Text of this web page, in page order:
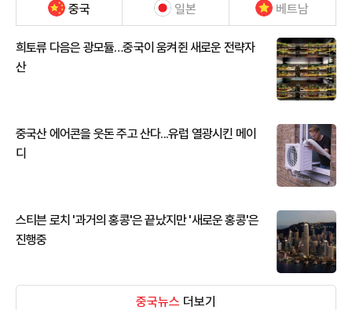
중국 일본 베트남
희토류 다음은 광모듈…중국이 움켜쥔 새로운 전략자
산
중국산 에어콘을 웃돈 주고 산다...유럽 열광시킨 메이
디
스티븐 로치 '과거의 홍콩'은 끝났지만 '새로운 홍콩'은
진행중
중국뉴스 더보기